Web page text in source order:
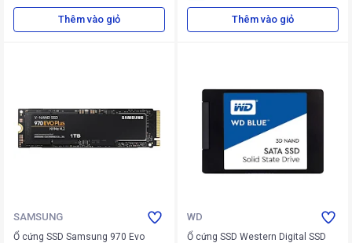
Thêm vào giỏ Thêm vào giỏ
SAMSUNG
Ổ cứng SSD Samsung 970 Evo
WD
Ổ cứng SSD Western Digital SSD